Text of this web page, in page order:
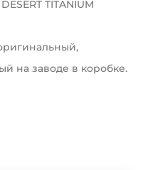
TITANIUM
на заводе в коробке.